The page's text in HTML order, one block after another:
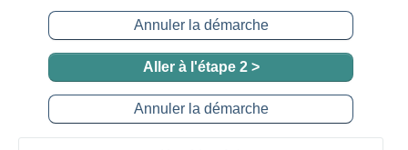
Annuler la démarche
Aller à l'étape 2 >
Annuler la démarche